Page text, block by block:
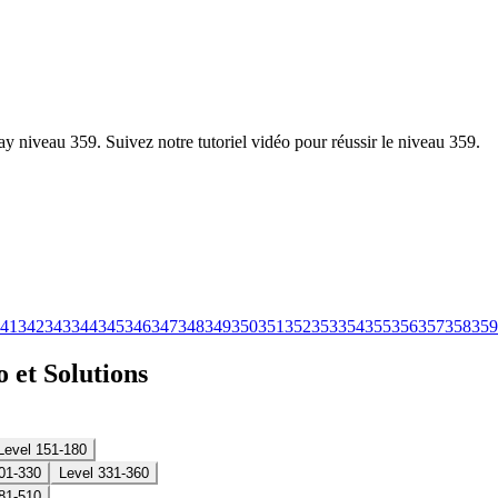
niveau 359. Suivez notre tutoriel vidéo pour réussir le niveau 359.
342343344345346347348349350351352353354355356357358359
et Solutions
151-180
330
Level 331-360